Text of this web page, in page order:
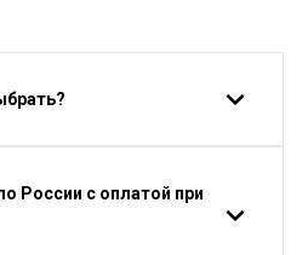
России с оплатой при